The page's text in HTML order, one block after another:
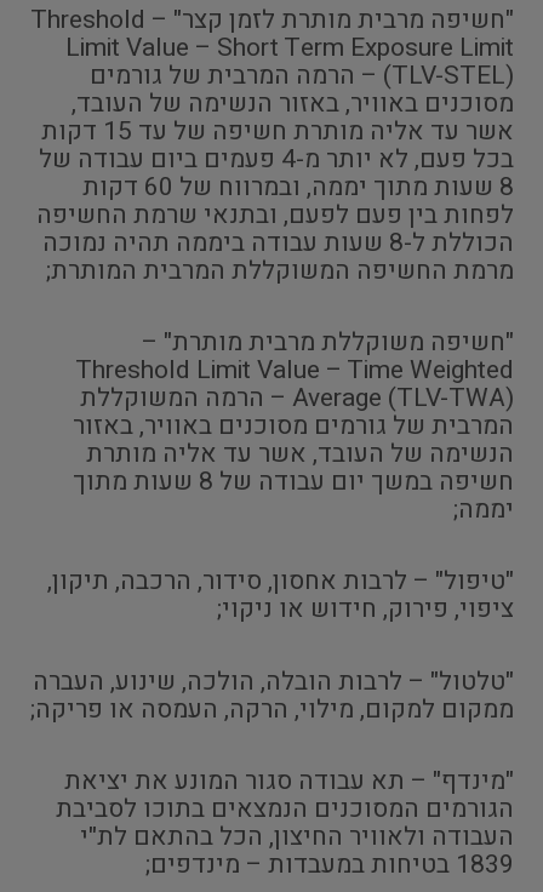
"חשיפה מרבית מותרת לזמן קצר" – Threshold
Limit Value – Short Term Exposure Limit
(TLV-STEL) – הרמה המרבית של גורמים
מסוכנים באוויר, באזור הנשימה של העובד,
אשר עד אליה מותרת חשיפה של עד 15 דקות
בכל פעם, לא יותר מ-4 פעמים ביום עבודה של
8 שעות מתוך יממה, ובמרווח של 60 דקות
לפחות בין פעם לפעם, ובתנאי שרמת החשיפה
הכוללת ל-8 שעות עבודה ביממה תהיה נמוכה
מרמת החשיפה המשוקללת המרבית המותרת;
"חשיפה משוקללת מרבית מותרת" –
Threshold Limit Value – Time Weighted
Average (TLV-TWA) – הרמה המשוקללת
המרבית של גורמים מסוכנים באוויר, באזור
הנשימה של העובד, אשר עד אליה מותרת
חשיפה במשך יום עבודה של 8 שעות מתוך
יממה;
"טיפול" – לרבות אחסון, סידור, הרכבה, תיקון,
ציפוי, פירוק, חידוש או ניקוי;
"טלטול" – לרבות הובלה, הולכה, שינוע, העברה
ממקום למקום, מילוי, הרקה, העמסה או פריקה;
"מינדף" – תא עבודה סגור המונע את יציאת
הגורמים המסוכנים הנמצאים בתוכו לסביבת
העבודה ולאוויר החיצון, הכל בהתאם לת"י
1839 בטיחות במעבדות – מינדפים;